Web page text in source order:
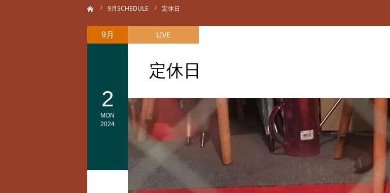
9月SCHEDULE 定休日
定休日
9月
2
MON
2024
LIVE